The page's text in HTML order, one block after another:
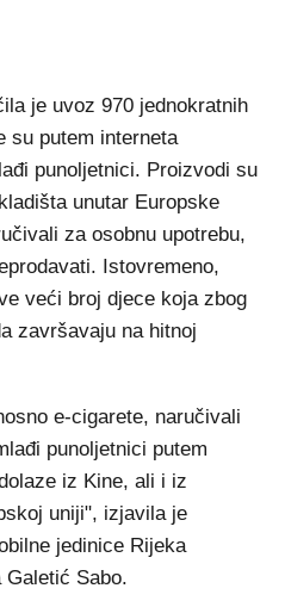
je uvoz 970 jednokratnih
su putem interneta
punoljetnici. Proizvodi su
unutar Europske
za osobnu upotrebu,
Istovremeno,
veći broj djece koja zbog
završavaju na hitnoj
e-cigarete, naručivali
punoljetnici putem
iz Kine, ali i iz
uniji", izjavila je
jedinice Rijeka
Sabo.